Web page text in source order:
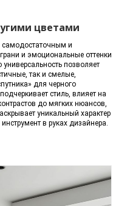
цветами
самодостаточным и
и эмоциональные оттенки
позволяет
так и смелые,
для черного
стиль, влияет на
до мягких нюансов,
уникальный характер
в руках дизайнера.